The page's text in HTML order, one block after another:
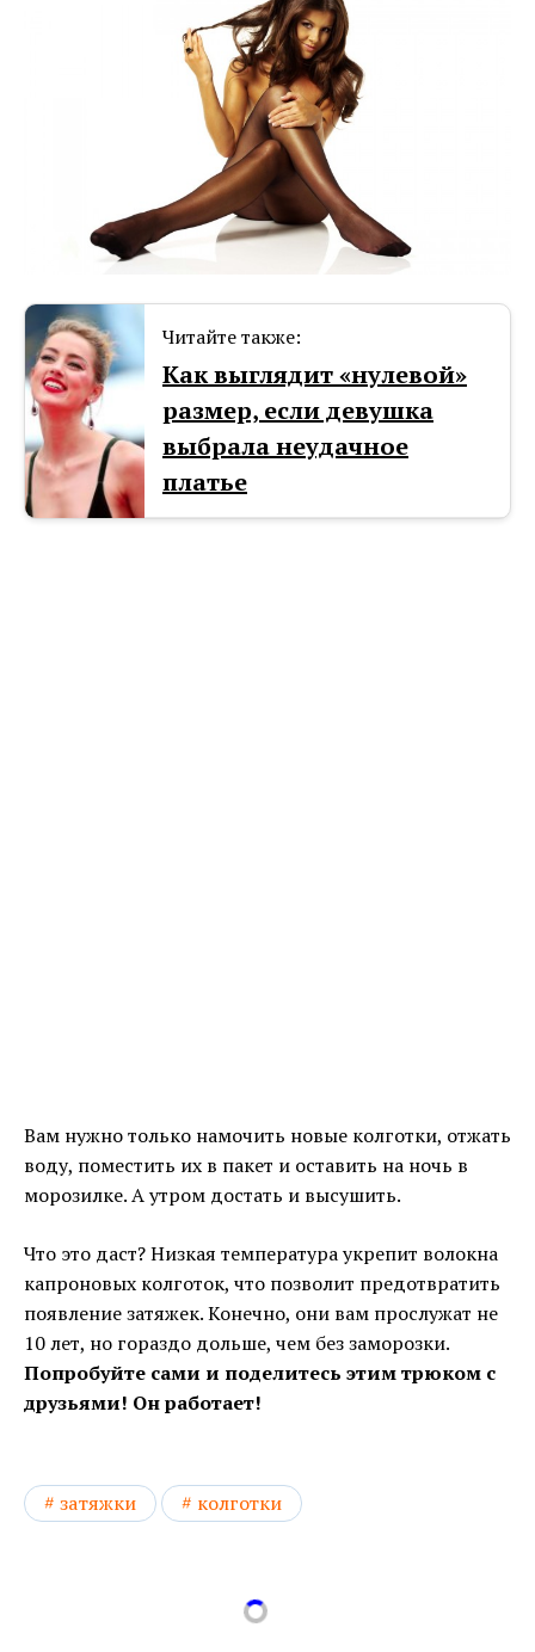
Читайте также:
Как выглядит «нулевой»
размер, если девушка
выбрала неудачное
платье
Вам нужно только намочить новые колготки, отжать
воду, поместить их в пакет и оставить на ночь в
морозилке. А утром достать и высушить.
Что это даст? Низкая температура укрепит волокна
капроновых колготок, что позволит предотвратить
появление затяжек. Конечно, они вам прослужат не
10 лет, но гораздо дольше, чем без заморозки.
Попробуйте сами и поделитесь этим трюком с
друзьями! Он работает!
затяжки колготки